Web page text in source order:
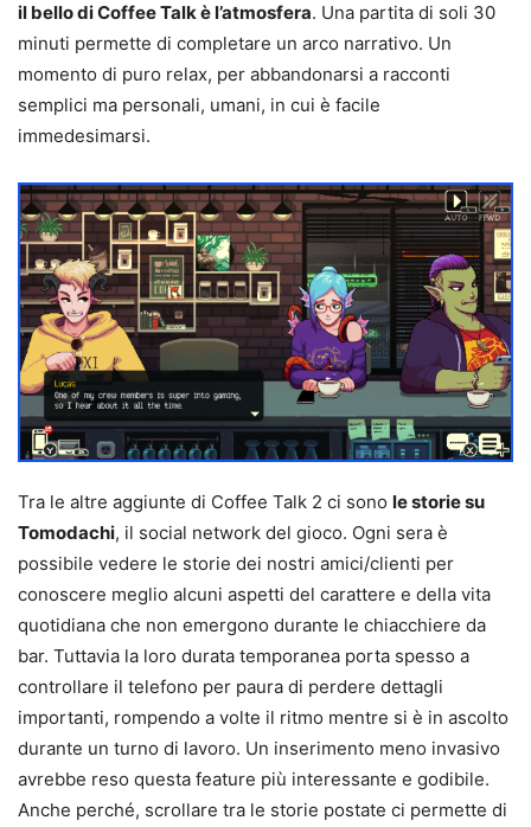
il bello di Coffee Talk è l’atmosfera. Una partita di soli 30
minuti permette di completare un arco narrativo. Un
momento di puro relax, per abbandonarsi a racconti
semplici ma personali, umani, in cui è facile
immedesimarsi.
Tra le altre aggiunte di Coffee Talk 2 ci sono le storie su
Tomodachi, il social network del gioco. Ogni sera è
possibile vedere le storie dei nostri amici/clienti per
conoscere meglio alcuni aspetti del carattere e della vita
quotidiana che non emergono durante le chiacchiere da
bar. Tuttavia la loro durata temporanea porta spesso a
controllare il telefono per paura di perdere dettagli
importanti, rompendo a volte il ritmo mentre si è in ascolto
durante un turno di lavoro. Un inserimento meno invasivo
avrebbe reso questa feature più interessante e godibile.
Anche perché, scrollare tra le storie postate ci permette di